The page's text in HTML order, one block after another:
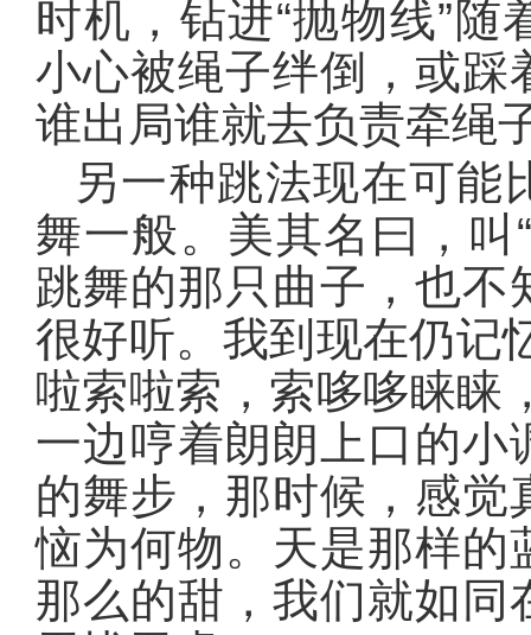
时机，钻进“抛物线”
小心被绳子绊倒，或踩
谁出局谁就去负责牵绳
另一种跳法现在可能
舞一般。美其名曰，叫
跳舞的那只曲子，也
很好听。我到现在仍记
啦索啦索，索哆哆睐
一边哼着朗朗上口的
的舞步，那时候，感
恼为何物。天是那样的
那么的甜，我们就如